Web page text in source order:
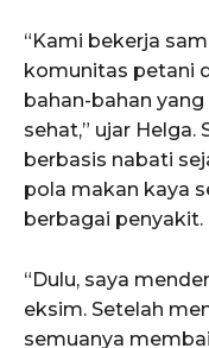
“Kami bekerja
komunitas petani
bahan-bahan
sehat,” ujar
berbasis nabati
pola makan kaya
berbagai penyakit.
“Dulu, saya
eksim. Setelah
semuanya